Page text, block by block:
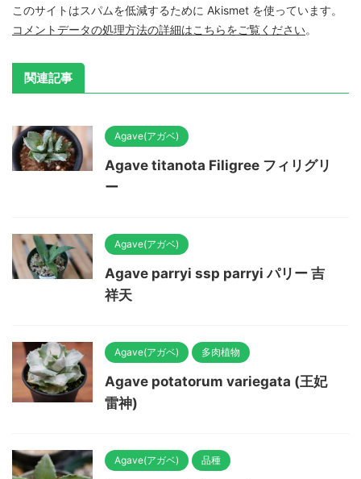
このサイトはスパムを低減するために Akismet を使っています。
コメントデータの処理方法の詳細はこちらをご覧ください。
関連記事
Agave(アガベ)
Agave titanota Filigree フィリグリ
ー
Agave(アガベ)
Agave parryi ssp parryi パリー 吉
祥天
Agave(アガベ) 多肉植物
Agave potatorum variegata (王妃
雷神)
Agave(アガベ) 品種